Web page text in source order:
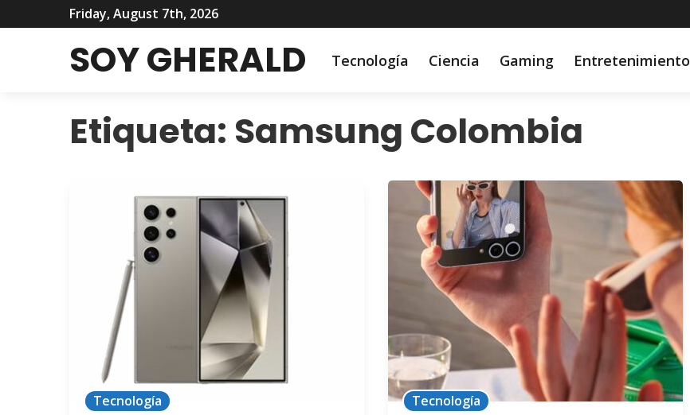
Friday, August 7th, 2026
SOY GHERALD Tecnología Ciencia Gaming Entretenimiento
Etiqueta: Samsung Colombia
Tecnología Tecnología